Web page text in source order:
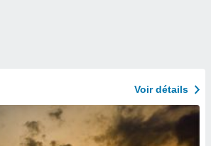
Voir détails